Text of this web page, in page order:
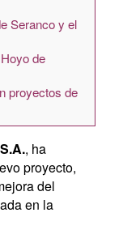
Seranco y el
de
proyectos de
, ha
proyecto,
del
en la